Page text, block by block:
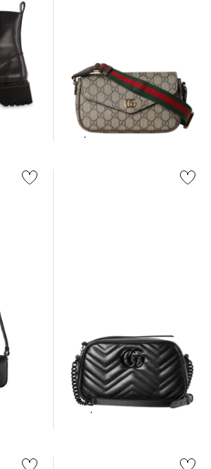
Gucci | Umhängetasche
OPHIDIA MINI
950,00 €
Gucci | Damen
Schultertasche MARMONT 2
1.600,00 €